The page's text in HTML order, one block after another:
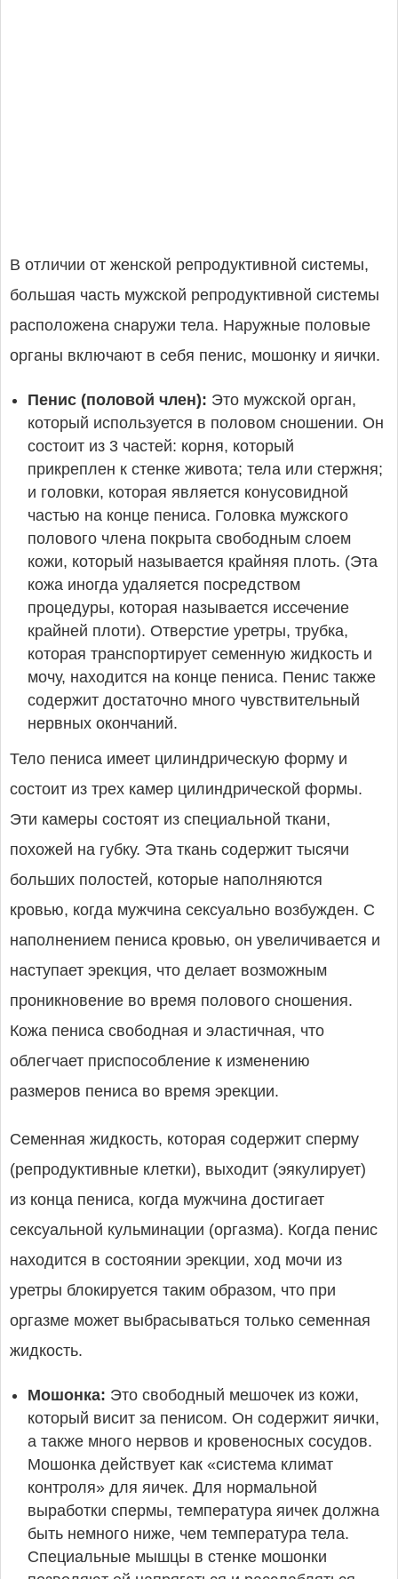
В отличии от женской репродуктивной системы,
большая часть мужской репродуктивной системы
расположена снаружи тела. Наружные половые
органы включают в себя пенис, мошонку и яички.
Пенис (половой член): Это мужской орган,
который используется в половом сношении. Он
состоит из 3 частей: корня, который
прикреплен к стенке живота; тела или стержня;
и головки, которая является конусовидной
частью на конце пениса. Головка мужского
полового члена покрыта свободным слоем
кожи, который называется крайняя плоть. (Эта
кожа иногда удаляется посредством
процедуры, которая называется иссечение
крайней плоти). Отверстие уретры, трубка,
которая транспортирует семенную жидкость и
мочу, находится на конце пениса. Пенис также
содержит достаточно много чувствительный
нервных окончаний.
Тело пениса имеет цилиндрическую форму и
состоит из трех камер цилиндрической формы.
Эти камеры состоят из специальной ткани,
похожей на губку. Эта ткань содержит тысячи
больших полостей, которые наполняются
кровью, когда мужчина сексуально возбужден. С
наполнением пениса кровью, он увеличивается и
наступает эрекция, что делает возможным
проникновение во время полового сношения.
Кожа пениса свободная и эластичная, что
облегчает приспособление к изменению
размеров пениса во время эрекции.
Семенная жидкость, которая содержит сперму
(репродуктивные клетки), выходит (эякулирует)
из конца пениса, когда мужчина достигает
сексуальной кульминации (оргазма). Когда пенис
находится в состоянии эрекции, ход мочи из
уретры блокируется таким образом, что при
оргазме может выбрасываться только семенная
жидкость.
Мошонка: Это свободный мешочек из кожи,
который висит за пенисом. Он содержит яички,
а также много нервов и кровеносных сосудов.
Мошонка действует как «система климат
контроля» для яичек. Для нормальной
выработки спермы, температура яичек должна
быть немного ниже, чем температура тела.
Специальные мышцы в стенке мошонки